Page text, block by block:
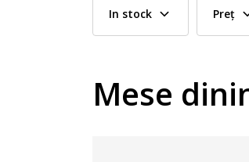
In stock Preț
Mese